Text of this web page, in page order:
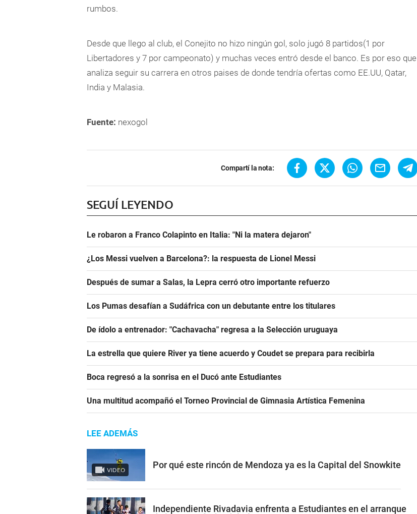
rumbos.
Desde que llego al club, el Conejito no hizo ningún gol, solo jugó 8 partidos(1 por
Libertadores y 7 por campeonato) y muchas veces entró desde el banco. Es por eso que
analiza seguir su carrera en otros paises de donde tendría ofertas como EE.UU, Qatar,
India y Malasia.
Fuente: nexogol
Compartí la nota:
SEGUÍ LEYENDO
Le robaron a Franco Colapinto en Italia: "Ni la matera dejaron"
¿Los Messi vuelven a Barcelona?: la respuesta de Lionel Messi
Después de sumar a Salas, la Lepra cerró otro importante refuerzo
Los Pumas desafían a Sudáfrica con un debutante entre los titulares
De ídolo a entrenador: "Cachavacha" regresa a la Selección uruguaya
La estrella que quiere River ya tiene acuerdo y Coudet se prepara para recibirla
Boca regresó a la sonrisa en el Ducó ante Estudiantes
Una multitud acompañó el Torneo Provincial de Gimnasia Artística Femenina
LEE ADEMÁS
VIDEO Por qué este rincón de Mendoza ya es la Capital del Snowkite
Independiente Rivadavia enfrenta a Estudiantes en el arranque